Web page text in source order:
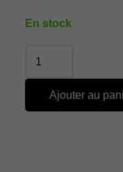
En stock
Ajouter au